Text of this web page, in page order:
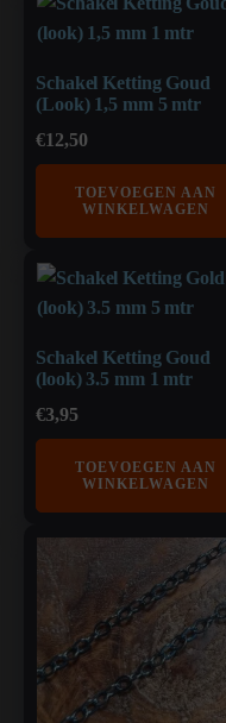
Schakel Ketting Goud
(Look) 1,5 mm 5 mtr
€12,50
TOEVOEGEN AAN
WINKELWAGEN
Schakel Ketting Goud
(look) 3.5 mm 1 mtr
€3,95
TOEVOEGEN AAN
WINKELWAGEN